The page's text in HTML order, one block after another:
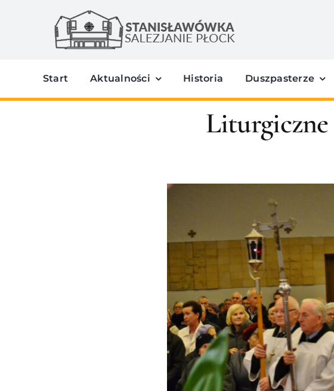
Start Aktualności Historia Duszpasterze
Liturgiczne